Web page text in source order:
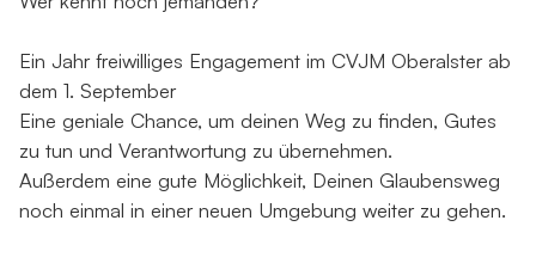
Ein Jahr freiwilliges Engagement im CVJM Oberalster ab
dem 1. September
Eine geniale Chance, um deinen Weg zu finden, Gutes
zu tun und Verantwortung zu übernehmen.
Außerdem eine gute Möglichkeit, Deinen Glaubensweg
noch einmal in einer neuen Umgebung weiter zu gehen.